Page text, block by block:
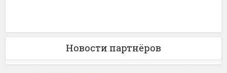
Новости партнёров